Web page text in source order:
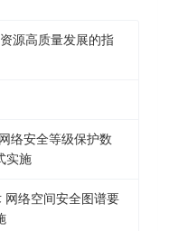
源高质量发展的指
络安全等级保护数
实施
络空间安全图谱要